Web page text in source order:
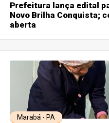
Prefeitura lança edital
Novo Brilha Conquista;
aberta
Marabá - PA